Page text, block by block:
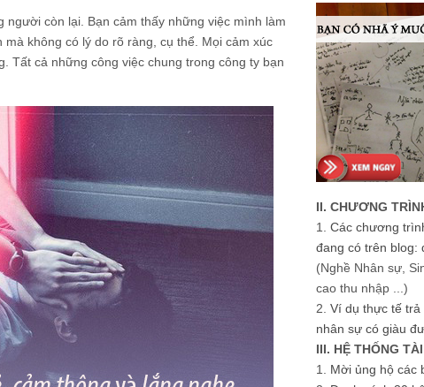
còn lại. Bạn cảm thấy những việc mình làm
không có lý do rõ ràng, cụ thể. Mọi cảm xúc
Tất cả những công việc chung trong công ty bạn
II. CHƯƠNG
1. Các chương
đang có trên blog:
(Nghề Nhân sự,
cao thu nhập ...)
2. Ví dụ thực tế trả
nhân sự có giàu
III. HỆ THỐNG
1. Mời ủng hộ các